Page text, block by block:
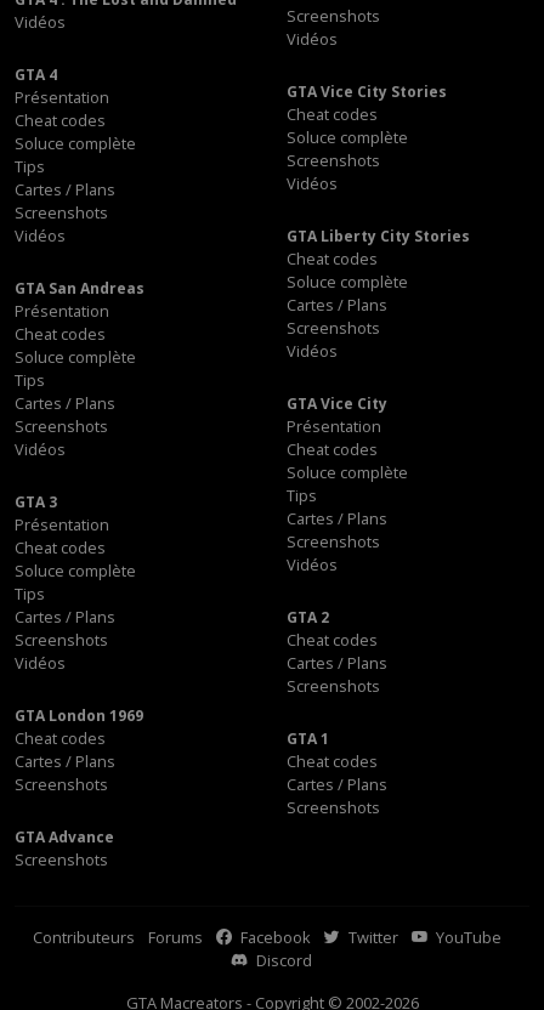
Screenshots
Vidéos
Vidéos
GTA 4
Présentation
Cheat codes
Soluce complète
Tips
Cartes / Plans
Screenshots
Vidéos
GTA Vice City Stories
Cheat codes
Soluce complète
Screenshots
Vidéos
GTA Liberty City Stories
Cheat codes
Soluce complète
Cartes / Plans
Screenshots
Vidéos
GTA San Andreas
Présentation
Cheat codes
Soluce complète
Tips
Cartes / Plans
Screenshots
Vidéos
GTA Vice City
Présentation
Cheat codes
Soluce complète
Tips
Cartes / Plans
Screenshots
Vidéos
GTA 3
Présentation
Cheat codes
Soluce complète
Tips
Cartes / Plans
Screenshots
Vidéos
GTA 2
Cheat codes
Cartes / Plans
Screenshots
GTA London 1969
Cheat codes
Cartes / Plans
Screenshots
GTA 1
Cheat codes
Cartes / Plans
Screenshots
GTA Advance
Screenshots
Contributeurs Forums Facebook Twitter
YouTube
Discord
GTA Macreators - Copyright © 2002-2026